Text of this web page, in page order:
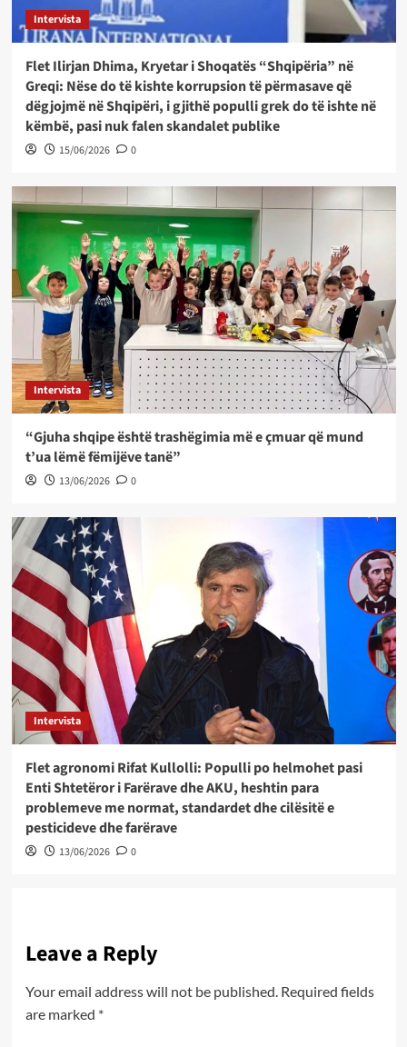
Intervista
Flet Ilirjan Dhima, Kryetar i Shoqatës “Shqipëria” në
Greqi: Nëse do të kishte korrupsion të përmasave që
dëgjojmë në Shqipëri, i gjithë populli grek do të ishte në
këmbë, pasi nuk falen skandalet publike
15/06/2026 0
Intervista
“Gjuha shqipe është trashëgimia më e çmuar që mund
t’ua lëmë fëmijëve tanë”
13/06/2026 0
Intervista
Flet agronomi Rifat Kullolli: Populli po helmohet pasi
Enti Shtetëror i Farërave dhe AKU, heshtin para
problemeve me normat, standardet dhe cilësitë e
pesticideve dhe farërave
13/06/2026 0
Leave a Reply
Your email address will not be published. Required fields
are marked *